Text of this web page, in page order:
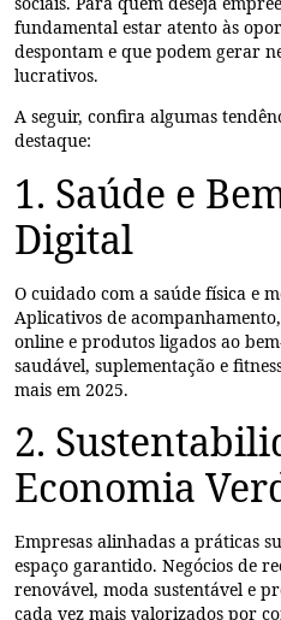
fundamental estar atento às
despontam e que podem gerar
lucrativos.
A seguir, confira algumas
destaque:
1. Saúde e
Digital
O cuidado com a saúde física e
Aplicativos de
online e produtos ligados ao
saudável, suplementação e
mais em 2025.
2.
Economia
Empresas alinhadas a práticas
espaço garantido. Negócios de
renovável, moda sustentável e
cada vez mais valorizados por